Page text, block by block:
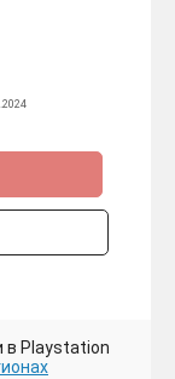
в Playstation